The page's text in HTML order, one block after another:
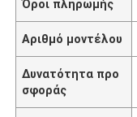
Όροι πληρωμής
Αριθμό μοντέλου
Δυνατότητα προ
σφοράς